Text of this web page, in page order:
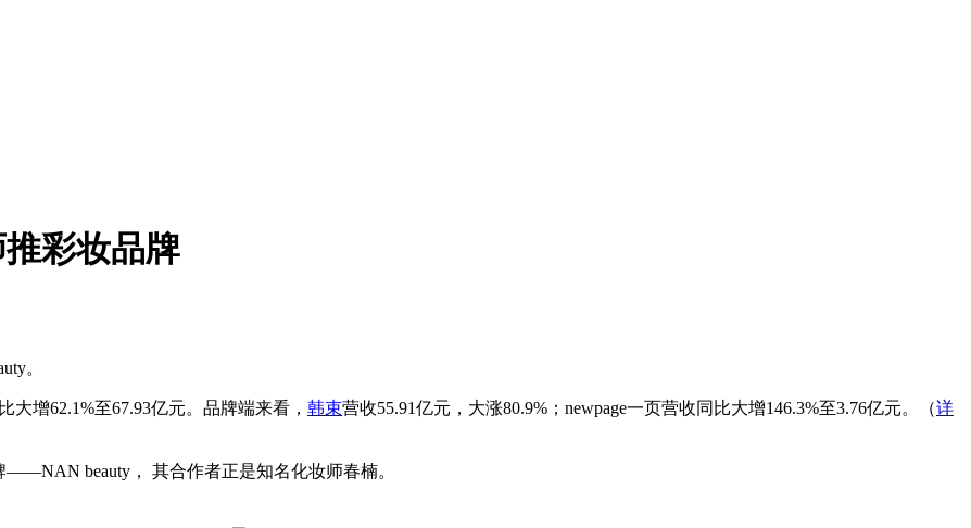
彩妆品牌
。
增62.1%至67.93亿元。品牌端来看， 韩束营收55.91亿元，大涨80.9%；newpage一页营收同比大增146.3%至3.76亿元。（详
beauty， 其合作者正是知名化妆师春楠。